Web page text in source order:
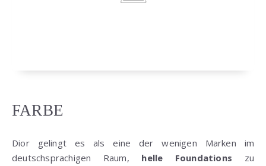
FARBE
Dior gelingt es als eine der wenigen Marken im
deutschsprachigen Raum, helle Foundations zu